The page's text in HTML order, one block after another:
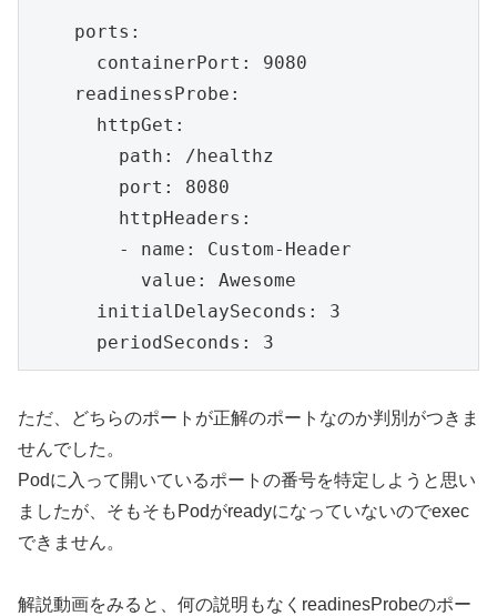
    ports:
      containerPort: 9080
    readinessProbe:
      httpGet:
        path: /healthz
        port: 8080
        httpHeaders:
        - name: Custom-Header
          value: Awesome
      initialDelaySeconds: 3
      periodSeconds: 3
ただ、どちらのポートが正解のポートなのか判別がつきま
せんでした。
Podに入って開いているポートの番号を特定しようと思い
ましたが、そもそもPodがreadyになっていないのでexec
できません。
解説動画をみると、何の説明もなくreadinesProbeのポー